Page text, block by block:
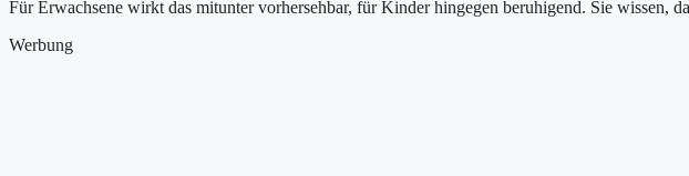
Für Erwachsene wirkt das mitunter vorhersehbar, für Kinder hingegen beruhigend. Sie wissen,
Werbung